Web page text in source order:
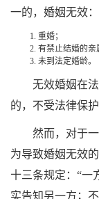
一的，婚姻无效：
重婚；
有禁止结婚的亲
未到法定婚龄。
无效婚姻在
的，不受法律保护
然而，对于
为导致婚姻无效
十三条规定：“一
实告知另一方；